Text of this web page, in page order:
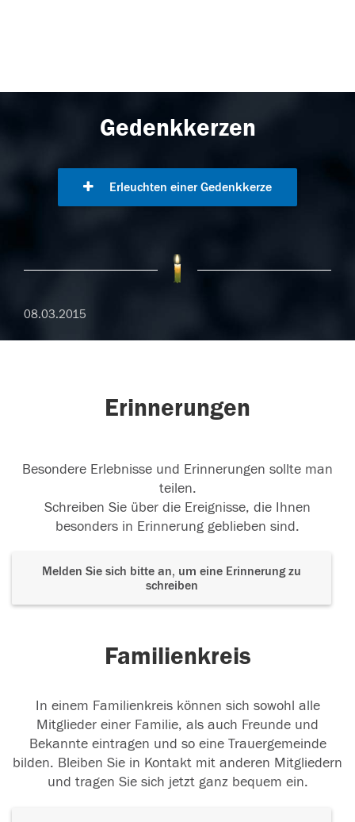
Gedenkkerzen
Erleuchten einer Gedenkkerze
08.03.2015
Erinnerungen
Besondere Erlebnisse und Erinnerungen sollte man
teilen.
Schreiben Sie über die Ereignisse, die Ihnen
besonders in Erinnerung geblieben sind.
Melden Sie sich bitte an, um eine Erinnerung zu
schreiben
Familienkreis
In einem Familienkreis können sich sowohl alle
Mitglieder einer Familie, als auch Freunde und
Bekannte eintragen und so eine Trauergemeinde
bilden. Bleiben Sie in Kontakt mit anderen Mitgliedern
und tragen Sie sich jetzt ganz bequem ein.